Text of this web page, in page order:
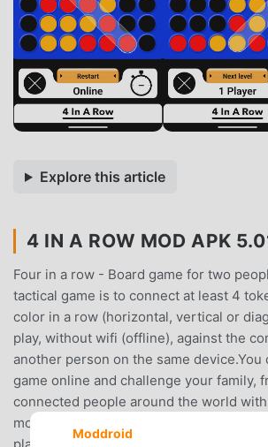
Explore this article
4 IN A ROW MOD APK
Four in a row - Board game for two
tactical game is to connect at least 4
color in a row (horizontal, vertical or
play, without wifi (offline), against the
another person on the same device.You
game online and challenge your family,
connected people around the world
mode. You'll need internet connection
Moddroid